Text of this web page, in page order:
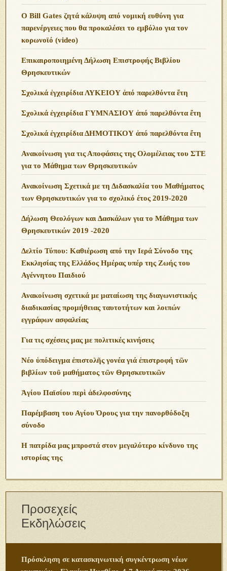
O Bill Gates ζητά κάλυψη από νομική ευθύνη για
παρενέργειες που θα προκαλέσει το εμβόλιο για τον
κορωνοϊό (video)
Επικαιροποιημένη Δήλωση Επιστροφής Βιβλίου
Θρησκευτικών
Σχολικά ἐγχειρίδια ΛΥΚΕΙΟΥ ἀπό παρελθόντα ἔτη
Σχολικά ἐγχειρίδια ΓΥΜΝΑΣΙΟΥ ἀπό παρελθόντα ἔτη
Σχολικά ἐγχειρίδια ΔΗΜΟΤΙΚΟΥ ἀπό παρελθόντα ἔτη
Ανακοίνωση για τις Αποφάσεις της Ολομέλειας του ΣΤΕ
για το Μάθημα των Θρησκευτικών
Ανακοίνωση Σχετικά με τη Διδασκαλία του Μαθήματος
των Θρησκευτικών για το σχολικό έτος 2019-2020
Δήλωση Θεολόγων και Δασκάλων για το Μάθημα των
Θρησκευτικών 2019 -2020
Δελτίο Τύπου: Καθιέρωση από την Ιερά Σύνοδο της
Εκκλησίας της Ελλάδος Ημέρας υπέρ της Ζωής του
Αγέννητου Παιδιού
Ανακοίνωση σχετικά με ματαίωση της διαγωνιστικής
διαδικασίας προμήθειας ταυτοτήτων και λοιπών
εγγράφων ασφαλείας
Για τις σχέσεις μας με πολιτικές κινήσεις
Νέο ὑπόδειγμα ἐπιστολῆς γονέα γιά ἐπιστροφή τῶν
βιβλίων τοῦ μαθήματος τῶν Θρησκευτικῶν
Ἁγίου Παϊσίου περὶ ἀδελφοσύνης
Παρέμβαση του Αγίου Όρους για την πανορθόδοξη
σύνοδο
Η πατρίδα μας μπροστά στον μεγαλύτερο κίνδυνο της
ιστορίας της
Προσεχείς
Εκδηλώσεις
Πρόσκληση σε κατασκηνωτική συγκέντρωση νέων